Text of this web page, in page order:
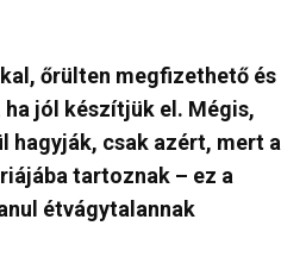
őrülten megfizethető és
jól készítjük el. Mégis,
hagyják, csak azért, mert a
tartoznak – ez a
étvágytalannak